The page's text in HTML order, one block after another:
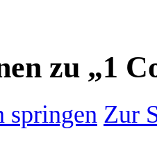
zu „1
springen Zur